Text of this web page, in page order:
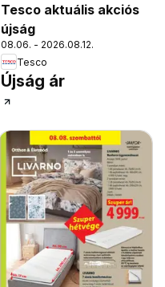
Tesco aktuális akciós
újság
08.06. - 2026.08.12.
Tesco
Újság ár